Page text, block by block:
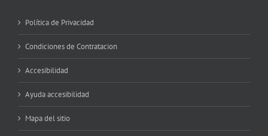
Política de Privacidad
Condiciones de Contratacion
Accesibilidad
Ayuda accesibilidad
Mapa del sitio